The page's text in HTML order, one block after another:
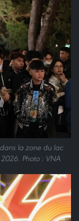
la zone du lac
Photo : VNA